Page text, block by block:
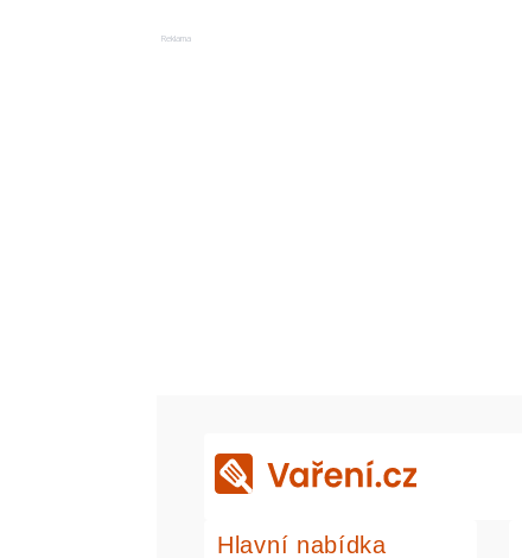
Reklama
Hlavní nabídka